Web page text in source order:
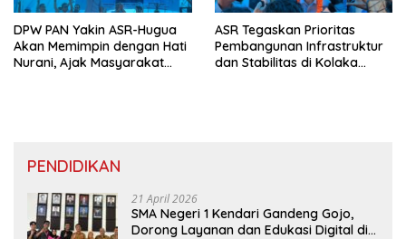
DPW PAN Yakin ASR-Hugua
Akan Memimpin dengan Hati
Nurani, Ajak Masyarakat
ASR Tegaskan Prioritas
Pembangunan Infrastruktur
dan Stabilitas di Kolaka
PENDIDIKAN
21 April 2026
SMA Negeri 1 Kendari Gandeng Gojo,
Dorong Layanan dan Edukasi Digital di